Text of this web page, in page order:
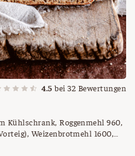
4.5 bei32 Bewertungen
Kühlschrank, Roggenmehl 960,
Weizenbrotmehl 1600,